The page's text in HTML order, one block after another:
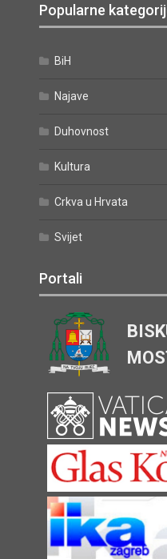
Popularne
BiH
Najave
Duhovnost
Kultura
Crkva u Hrvata
Svijet
Portali